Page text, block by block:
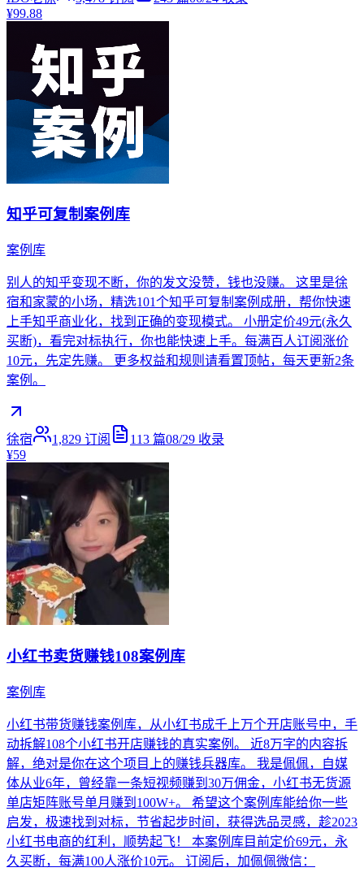
¥99.88
知乎可复制案例库
案例库
别人的知乎变现不断，你的发文没赞，钱也没赚。 这里是徐
宿和家蒙的小场，精选101个知乎可复制案例成册，帮你快速
上手知乎商业化，找到正确的变现模式。 小册定价49元(永久
买断)，看完对标执行，你也能快速上手。每满百人订阅涨价
10元，先定先赚。 更多权益和规则请看置顶帖，每天更新2条
案例。
徐宿 1,829 订阅 113 篇08/29 收录
¥59
小红书卖货赚钱108案例库
案例库
小红书带货赚钱案例库，从小红书成千上万个开店账号中，手
动拆解108个小红书开店赚钱的真实案例。 近8万字的内容拆
解，绝对是你在这个项目上的赚钱兵器库。 我是佩佩，自媒
体从业6年，曾经靠一条短视频赚到30万佣金，小红书无货源
单店矩阵账号单月赚到100W+。 希望这个案例库能给你一些
启发，极速找到对标，节省起步时间，获得选品灵感，趁2023
小红书电商的红利，顺势起飞！ 本案例库目前定价69元，永
久买断，每满100人涨价10元。 订阅后，加佩佩微信：